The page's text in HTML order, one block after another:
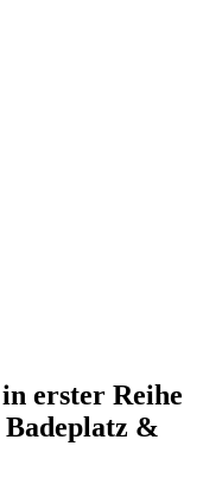
erster Reihe
&